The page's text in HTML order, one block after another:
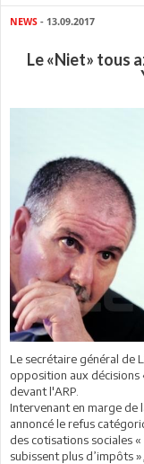
NEWS - 13.09.2017
Le «Niet» tous
Le secrétaire général de
opposition aux décisions
devant l'ARP.
Intervenant en marge de
annoncé le refus
des cotisations sociales
subissent plus d’impôts